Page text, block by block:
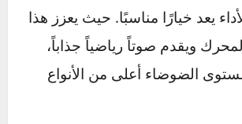
الأمثل وتوفير تجربة قيادة مريحة.
كاتم الصوت